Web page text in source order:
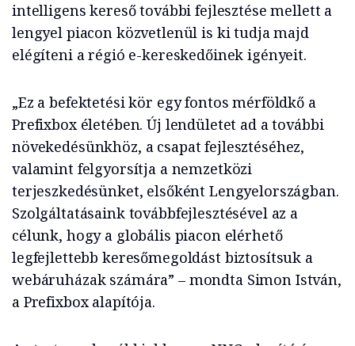
intelligens kereső további fejlesztése mellett a
lengyel piacon közvetlenül is ki tudja majd
elégíteni a régió e-kereskedőinek igényeit.
„Ez a befektetési kör egy fontos mérföldkő a
Prefixbox életében. Új lendületet ad a további
növekedésünkhöz, a csapat fejlesztéséhez,
valamint felgyorsítja a nemzetközi
terjeszkedésünket, elsőként Lengyelországban.
Szolgáltatásaink továbbfejlesztésével az a
célunk, hogy a globális piacon elérhető
legfejlettebb keresőmegoldást biztosítsuk a
webáruházak számára” – mondta Simon István,
a Prefixbox alapítója.